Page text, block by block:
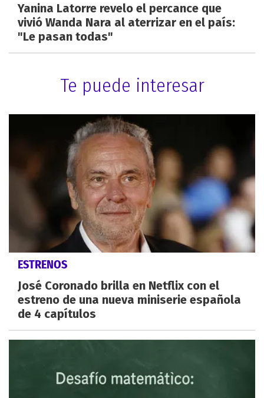
Yanina Latorre revelo el percance que
vivió Wanda Nara al aterrizar en el país:
"Le pasan todas"
Te puede interesar
ESTRENOS
José Coronado brilla en Netflix con el
estreno de una nueva miniserie española
de 4 capítulos